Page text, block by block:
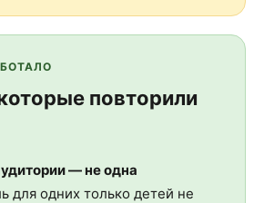
повторили
— не одна
для одних только детей не